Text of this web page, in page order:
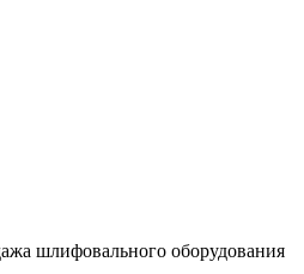
шлифовального оборудования